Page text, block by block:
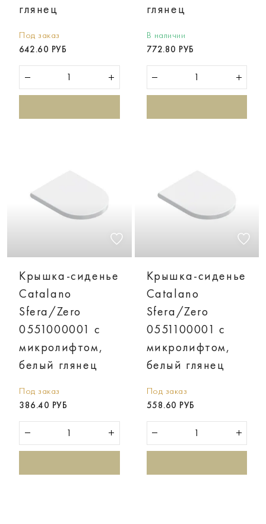
глянец
Под заказ
642.60 РУБ
глянец
В наличии
772.80 РУБ
Крышка-сиденье
Catalano
Sfera/Zero
0551000001 с
микролифтом,
белый глянец
Под заказ
386.40 РУБ
Крышка-сиденье
Catalano
Sfera/Zero
0551100001 с
микролифтом,
белый глянец
Под заказ
558.60 РУБ